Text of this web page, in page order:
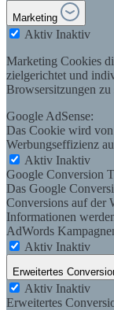
Marketing
Aktiv Inaktiv
Marketing Cookies
zielgerichtet und
Browsersitzungen zu
Google AdSense:
Das Cookie wird
Werbungseffizienz
Aktiv Inaktiv
Google Conversion
Das Google
Conversions auf der
Informationen
AdWords
Aktiv Inaktiv
Erweitertes
Aktiv Inaktiv
Erweitertes